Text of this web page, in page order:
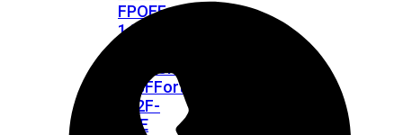
FPOEFortiSwitch
148F
108FFortiSwitchRugged
112F-
POE